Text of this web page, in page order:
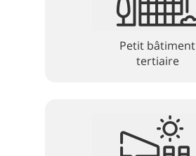
Petit bâtiment
tertiaire